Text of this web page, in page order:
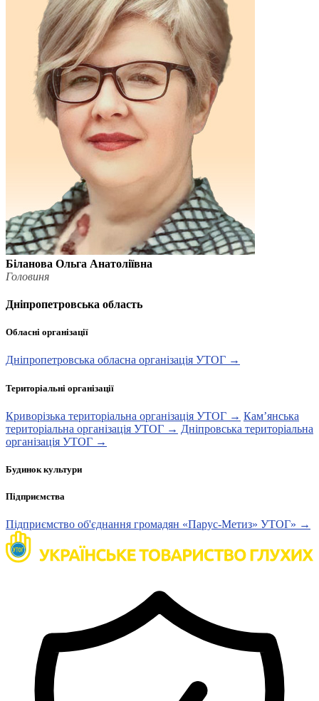
Статут УТОГ
Нормативна база УТОГ
Конвенція ООН
Законодавство
Декларації
Документи ВФГ
Міжнародні документи
Біланова Ольга Анатоліївна
Головиня
Дніпропетровська область
Обласні організації
Дніпропетровська обласна організація УТОГ →
Територіальні організації
Криворізька територіальна організація УТОГ → Кам’янська
територіальна організація УТОГ → Дніпровська територіальна
організація УТОГ →
Будинок культури
Підприємства
Підприємство об'єднання громадян «Парус-Метиз» УТОГ» →